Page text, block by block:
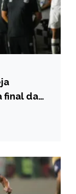
final da